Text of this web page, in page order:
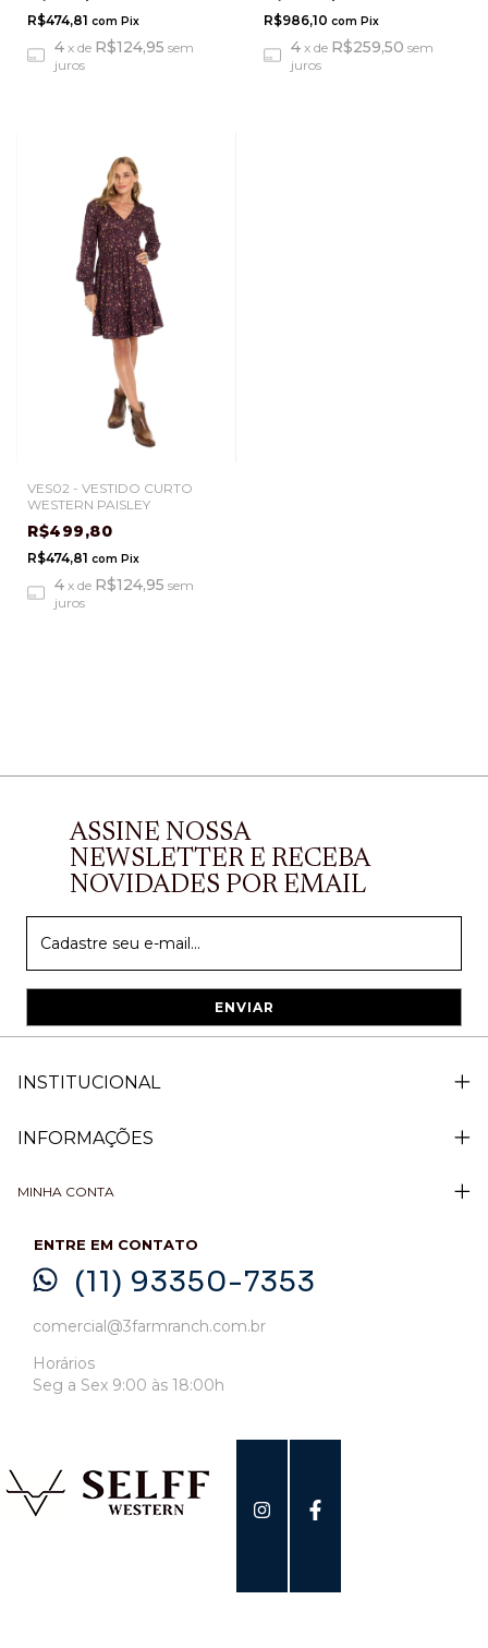
R$474,81 com Pix
4 x de R$124,95 sem
juros
R$986,10 com Pix
4 x de R$259,50 sem
juros
VES02 - VESTIDO CURTO
WESTERN PAISLEY
R$499,80
R$474,81 com Pix
4 x de R$124,95 sem
juros
ASSINE NOSSA
NEWSLETTER E RECEBA
NOVIDADES POR EMAIL
INSTITUCIONAL
INFORMAÇÕES
MINHA CONTA
ENTRE EM CONTATO
(11) 93350-7353
comercial@3farmranch.com.br
Horários
Seg a Sex 9:00 às 18:00h